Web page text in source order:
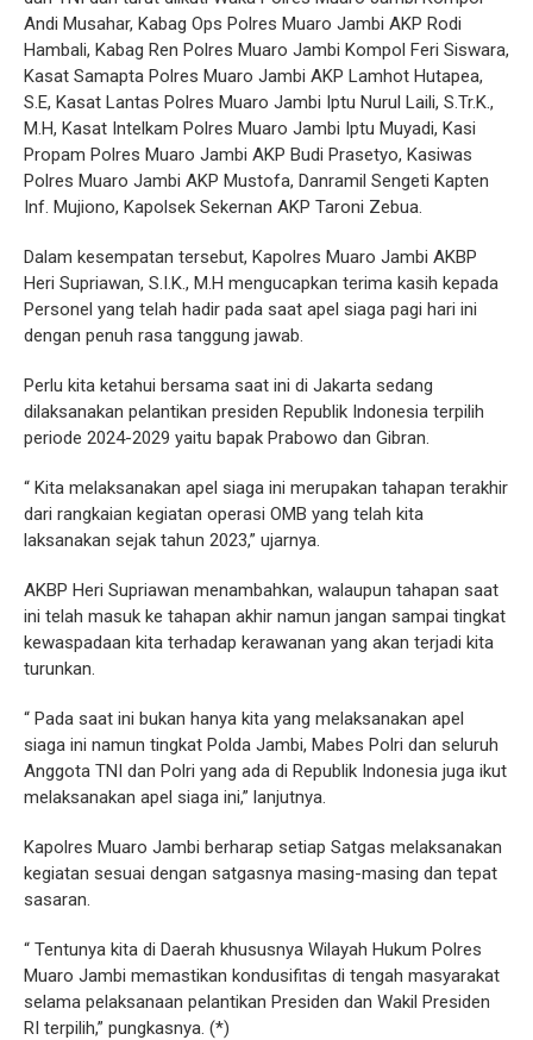
Andi Musahar, Kabag Ops Polres Muaro Jambi AKP Rodi
Hambali, Kabag Ren Polres Muaro Jambi Kompol Feri Siswara,
Kasat Samapta Polres Muaro Jambi AKP Lamhot Hutapea,
S.E, Kasat Lantas Polres Muaro Jambi Iptu Nurul Laili, S.Tr.K.,
M.H, Kasat Intelkam Polres Muaro Jambi Iptu Muyadi, Kasi
Propam Polres Muaro Jambi AKP Budi Prasetyo, Kasiwas
Polres Muaro Jambi AKP Mustofa, Danramil Sengeti Kapten
Inf. Mujiono, Kapolsek Sekernan AKP Taroni Zebua.
Dalam kesempatan tersebut, Kapolres Muaro Jambi AKBP
Heri Supriawan, S.I.K., M.H mengucapkan terima kasih kepada
Personel yang telah hadir pada saat apel siaga pagi hari ini
dengan penuh rasa tanggung jawab.
Perlu kita ketahui bersama saat ini di Jakarta sedang
dilaksanakan pelantikan presiden Republik Indonesia terpilih
periode 2024-2029 yaitu bapak Prabowo dan Gibran.
“ Kita melaksanakan apel siaga ini merupakan tahapan terakhir
dari rangkaian kegiatan operasi OMB yang telah kita
laksanakan sejak tahun 2023,” ujarnya.
AKBP Heri Supriawan menambahkan, walaupun tahapan saat
ini telah masuk ke tahapan akhir namun jangan sampai tingkat
kewaspadaan kita terhadap kerawanan yang akan terjadi kita
turunkan.
“ Pada saat ini bukan hanya kita yang melaksanakan apel
siaga ini namun tingkat Polda Jambi, Mabes Polri dan seluruh
Anggota TNI dan Polri yang ada di Republik Indonesia juga ikut
melaksanakan apel siaga ini,” lanjutnya.
Kapolres Muaro Jambi berharap setiap Satgas melaksanakan
kegiatan sesuai dengan satgasnya masing-masing dan tepat
sasaran.
“ Tentunya kita di Daerah khususnya Wilayah Hukum Polres
Muaro Jambi memastikan kondusifitas di tengah masyarakat
selama pelaksanaan pelantikan Presiden dan Wakil Presiden
RI terpilih,” pungkasnya. (*)